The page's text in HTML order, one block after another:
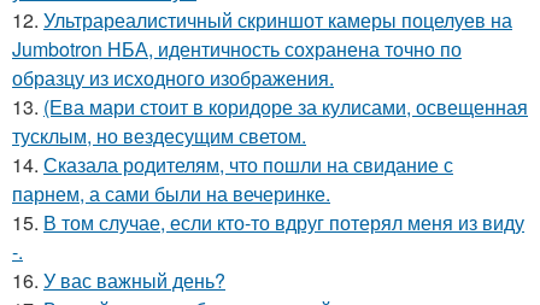
12. Ультрареалистичный скриншот камеры поцелуев на
Jumbotron НБА, идентичность сохранена точно по
образцу из исходного изображения.
13. (Ева мари стоит в коридоре за кулисами, освещенная
тусклым, но вездесущим светом.
14. Сказала родителям, что пошли на свидание с
парнем, а сами были на вечеринке.
15. В том случае, если кто-то вдруг потерял меня из виду
-.
16. У вас важный день?